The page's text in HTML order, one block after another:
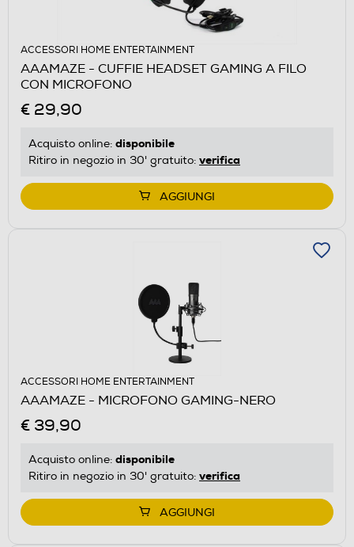
ACCESSORI HOME ENTERTAINMENT
AAAMAZE - CUFFIE HEADSET GAMING A FILO
CON MICROFONO
€ 29,90
Acquisto online: disponibile
Ritiro in negozio in 30' gratuito: verifica
AGGIUNGI
ACCESSORI HOME ENTERTAINMENT
AAAMAZE - MICROFONO GAMING-NERO
€ 39,90
Acquisto online: disponibile
Ritiro in negozio in 30' gratuito: verifica
AGGIUNGI